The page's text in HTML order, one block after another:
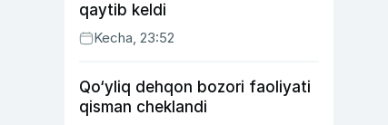
qaytib keldi
Kecha, 23:52
Qo‘yliq dehqon bozori faoliyati
qisman cheklandi